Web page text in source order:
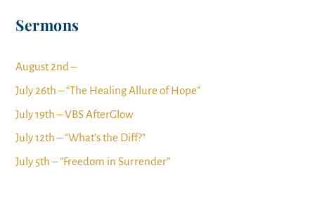
Sermons
August 2nd –
July 26th – “The Healing Allure of Hope”
July 19th – VBS AfterGlow
July 12th – “What’s the Diff?”
July 5th – “Freedom in Surrender”